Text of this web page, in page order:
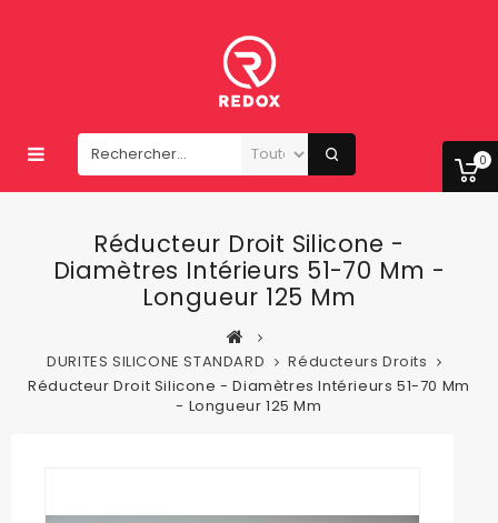
0
Réducteur Droit Silicone -
Diamètres Intérieurs 51-70 Mm -
Longueur 125 Mm
DURITES SILICONE STANDARD
Réducteurs Droits
Réducteur Droit Silicone - Diamètres Intérieurs 51-70 Mm
- Longueur 125 Mm